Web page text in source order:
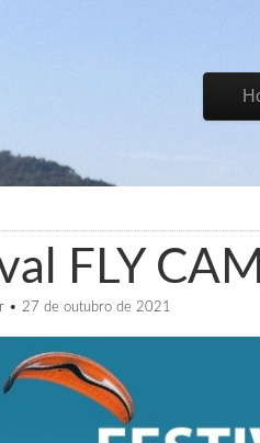
FLY
•27 de outubro de 2021